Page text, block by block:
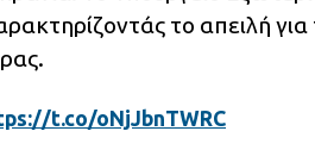
το απειλή για
t.co/oNjJbnTWRC